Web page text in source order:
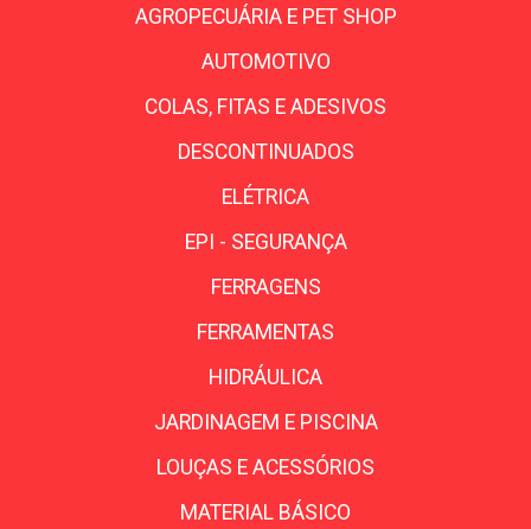
AGROPECUÁRIA E PET SHOP
AUTOMOTIVO
COLAS, FITAS E ADESIVOS
DESCONTINUADOS
ELÉTRICA
EPI - SEGURANÇA
FERRAGENS
FERRAMENTAS
HIDRÁULICA
JARDINAGEM E PISCINA
LOUÇAS E ACESSÓRIOS
MATERIAL BÁSICO